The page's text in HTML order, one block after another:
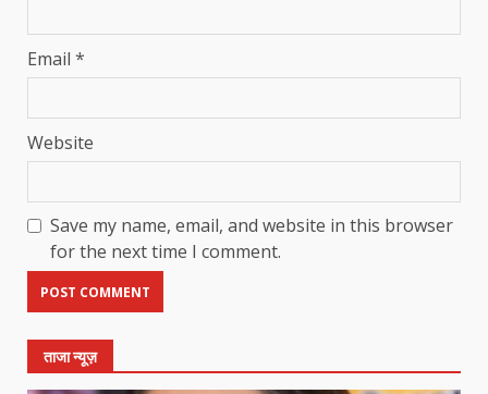
Email *
Website
Save my name, email, and website in this browser
for the next time I comment.
ताजा न्यूज़